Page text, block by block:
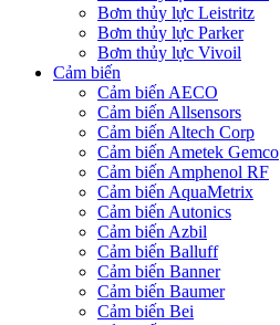
Bơm thủy lực Leistritz
Bơm thủy lực Parker
Bơm thủy lực Vivoil
Cảm biến
Cảm biến AECO
Cảm biến Allsensors
Cảm biến Altech Corp
Cảm biến Ametek Gemco
Cảm biến Amphenol RF
Cảm biến AquaMetrix
Cảm biến Autonics
Cảm biến Azbil
Cảm biến Balluff
Cảm biến Banner
Cảm biến Baumer
Cảm biến Bei